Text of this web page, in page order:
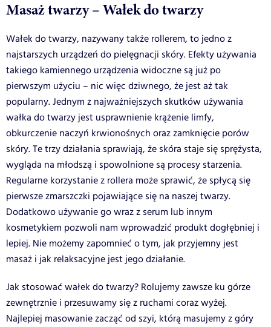
Masaż twarzy – Wałek do twarzy
Wałek do twarzy, nazywany także rollerem, to jedno z
najstarszych urządzeń do pielęgnacji skóry. Efekty używania
takiego kamiennego urządzenia widoczne są już po
pierwszym użyciu – nic więc dziwnego, że jest aż tak
popularny. Jednym z najważniejszych skutków używania
wałka do twarzy jest usprawnienie krążenie limfy,
obkurczenie naczyń krwionośnych oraz zamknięcie porów
skóry. Te trzy działania sprawiają, że skóra staje się sprężysta,
wygląda na młodszą i spowolnione są procesy starzenia.
Regularne korzystanie z rollera może sprawić, że spłycą się
pierwsze zmarszczki pojawiające się na naszej twarzy.
Dodatkowo używanie go wraz z serum lub innym
kosmetykiem pozwoli nam wprowadzić produkt dogłębniej i
lepiej. Nie możemy zapomnieć o tym, jak przyjemny jest
masaż i jak relaksacyjne jest jego działanie.
Jak stosować wałek do twarzy? Rolujemy zawsze ku górze
zewnętrznie i przesuwamy się z ruchami coraz wyżej.
Najlepiej masowanie zacząć od szyi, którą masujemy z góry